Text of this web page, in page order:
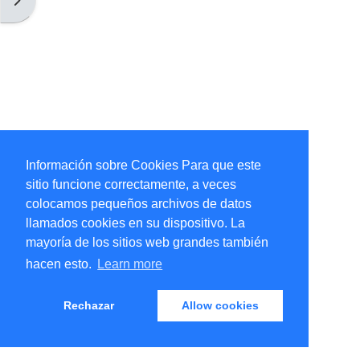
Información sobre Cookies Para que este
sitio funcione correctamente, a veces
colocamos pequeños archivos de datos
llamados cookies en su dispositivo. La
mayoría de los sitios web grandes también
hacen esto.
Learn more
Rechazar Allow cookies